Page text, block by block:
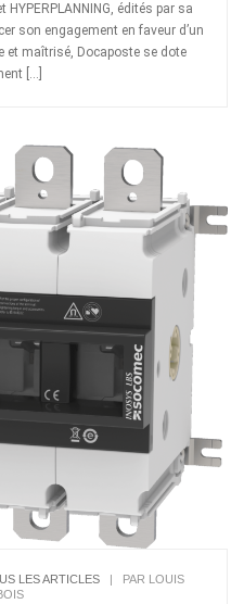
HYPERPLANNING, édités par sa
son engagement en faveur d’un
et maîtrisé, Docaposte se dote
[…]
LES ARTICLES | PAR LOUIS